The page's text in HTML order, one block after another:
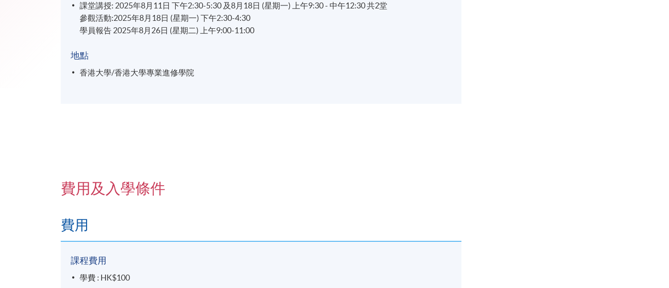
課堂講授: 2025年8月11日 下午2:30-5:30 及8月18日 (星期一) 上午9:30 - 中午12:30 共2堂
參觀活動:2025年8月18日 (星期一) 下午2:30-4:30
學員報告 2025年8月26日 (星期二) 上午9:00-11:00
地點
香港大學/香港大學專業進修學院
費用及入學條件
費用
課程費用
學費 : HK$100